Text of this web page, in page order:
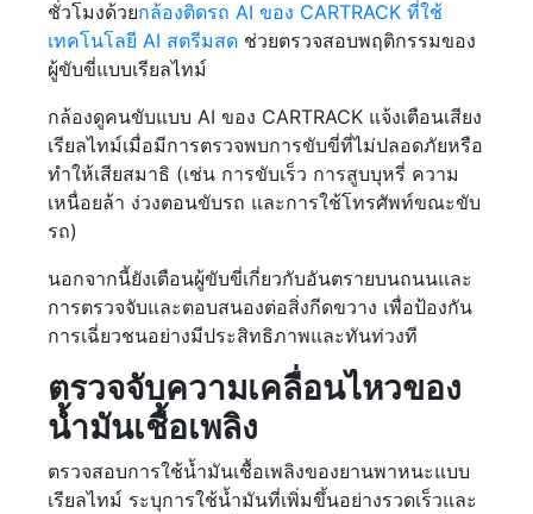
ชั่วโมงด้วยกล้องติดรถ AI ของ CARTRACK ที่ใช้
เทคโนโลยี AI สตรีมสด ช่วยตรวจสอบพฤติกรรมของ
ผู้ขับขี่แบบเรียลไทม์
กล้องดูคนขับแบบ AI ของ CARTRACK แจ้งเตือนเสียง
เรียลไทม์เมื่อมีการตรวจพบการขับขี่ที่ไม่ปลอดภัยหรือ
ทำให้เสียสมาธิ (เช่น การขับเร็ว การสูบบุหรี่ ความ
เหนื่อยล้า ง่วงตอนขับรถ และการใช้โทรศัพท์ขณะขับ
รถ)
นอกจากนี้ยังเตือนผู้ขับขี่เกี่ยวกับอันตรายบนถนนและ
การตรวจจับและตอบสนองต่อสิ่งกีดขวาง เพื่อป้องกัน
การเฉี่ยวชนอย่างมีประสิทธิภาพและทันท่วงที
ตรวจจับความเคลื่อนไหวของ
น้ำมันเชื้อเพลิง
ตรวจสอบการใช้น้ำมันเชื้อเพลิงของยานพาหนะแบบ
เรียลไทม์ ระบุการใช้น้ำมันที่เพิ่มขึ้นอย่างรวดเร็วและ